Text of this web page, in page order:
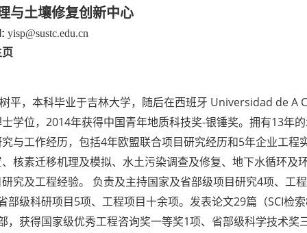
与土壤修复创新中心
yisp@sustc.edu.cn
平，本科毕业于吉林大学，随后在西班牙 Universidad de A
学位，2014年获得中国青年地质科技奖-银锤奖。拥有13年
与工作经历，包括4年欧盟联合项目研究经历和5年企业工程
核素迁移机理及模拟、水土污染调查及修复、地下水循环及
究及工程经验。 负责及主持国家及省部级项目研究4项、工
部级科研项目5项、工程项目十余项。发表论文29篇（SCI检
，获得国家级优秀工程咨询奖一等奖1项、省部级科学技术奖